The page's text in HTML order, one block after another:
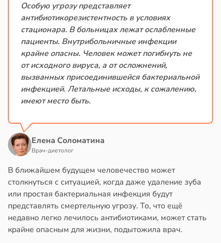
Особую угрозу представляет
антибиотикорезистентность в условиях
стационара. В больницах лежат ослабленные
пациенты. Внутрибольничные инфекции
крайне опасны. Человек может погибнуть не
от исходного вируса, а от осложнений,
вызванных присоединившейся бактериальной
инфекцией. Летальные исходы, к сожалению,
имеют место быть.
Елена Соломатина
Врач-диетолог
В ближайшем будущем человечество может
столкнуться с ситуацией, когда даже удаление зуба
или простая бактериальная инфекция будут
представлять смертельную угрозу. То, что ещё
недавно легко лечилось антибиотиками, может стать
крайне опасным для жизни, подытожила врач.